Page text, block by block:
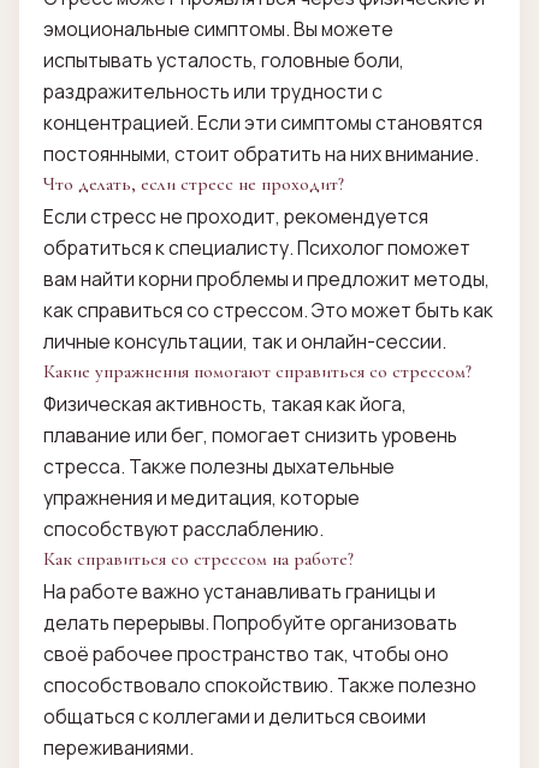
эмоциональные симптомы. Вы можете
испытывать усталость, головные боли,
раздражительность или трудности с
концентрацией. Если эти симптомы становятся
постоянными, стоит обратить на них внимание.
Что делать, если стресс не проходит?
Если стресс не проходит, рекомендуется
обратиться к специалисту. Психолог поможет
вам найти корни проблемы и предложит методы,
как справиться со стрессом. Это может быть как
личные консультации, так и онлайн-сессии.
Какие упражнения помогают справиться со стрессом?
Физическая активность, такая как йога,
плавание или бег, помогает снизить уровень
стресса. Также полезны дыхательные
упражнения и медитация, которые
способствуют расслаблению.
Как справиться со стрессом на работе?
На работе важно устанавливать границы и
делать перерывы. Попробуйте организовать
своё рабочее пространство так, чтобы оно
способствовало спокойствию. Также полезно
общаться с коллегами и делиться своими
переживаниями.